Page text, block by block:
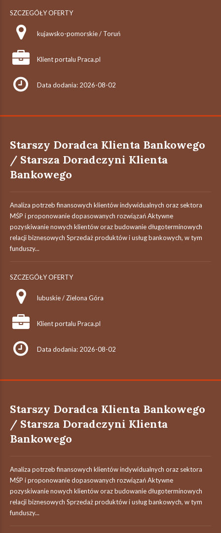
SZCZEGÓŁY OFERTY
kujawsko-pomorskie / Toruń
Klient portalu Praca.pl
Data dodania: 2026-08-02
Starszy Doradca Klienta Bankowego
/ Starsza Doradczyni Klienta
Bankowego
Analiza potrzeb finansowych klientów indywidualnych oraz sektora
MŚP i proponowanie dopasowanych rozwiązań Aktywne
pozyskiwanie nowych klientów oraz budowanie długoterminowych
relacji biznesowych Sprzedaż produktów i usług bankowych, w tym
funduszy...
SZCZEGÓŁY OFERTY
lubuskie / Zielona Góra
Klient portalu Praca.pl
Data dodania: 2026-08-02
Starszy Doradca Klienta Bankowego
/ Starsza Doradczyni Klienta
Bankowego
Analiza potrzeb finansowych klientów indywidualnych oraz sektora
MŚP i proponowanie dopasowanych rozwiązań Aktywne
pozyskiwanie nowych klientów oraz budowanie długoterminowych
relacji biznesowych Sprzedaż produktów i usług bankowych, w tym
funduszy...